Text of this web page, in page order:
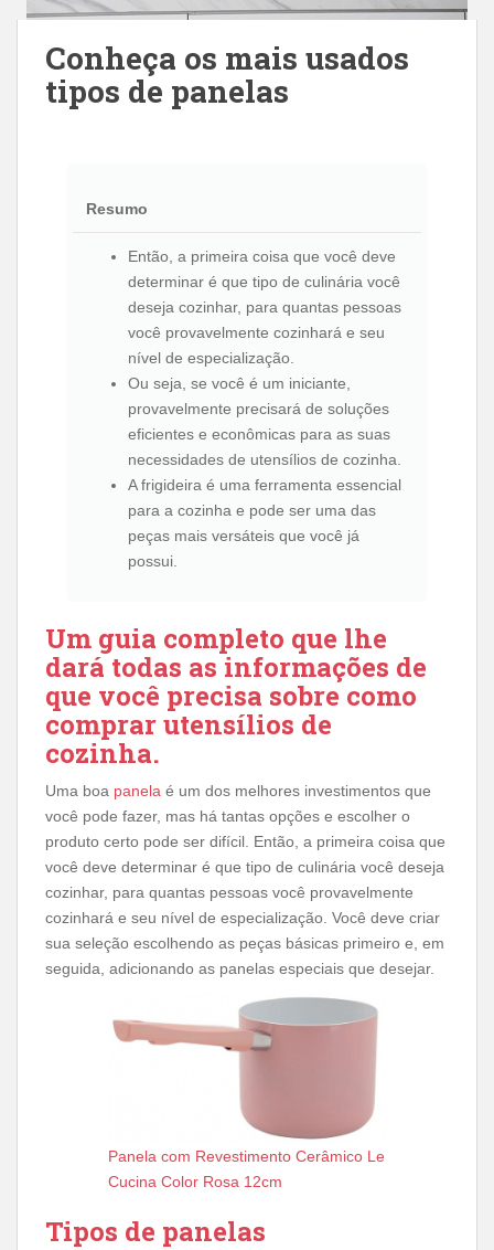
Conheça os mais usados
tipos de panelas
Resumo
Então, a primeira coisa que você deve
determinar é que tipo de culinária você
deseja cozinhar, para quantas pessoas
você provavelmente cozinhará e seu
nível de especialização.
Ou seja, se você é um iniciante,
provavelmente precisará de soluções
eficientes e econômicas para as suas
necessidades de utensílios de cozinha.
A frigideira é uma ferramenta essencial
para a cozinha e pode ser uma das
peças mais versáteis que você já
possui.
Um guia completo que lhe
dará todas as informações de
que você precisa sobre como
comprar utensílios de
cozinha.
Uma boa panela é um dos melhores investimentos que
você pode fazer, mas há tantas opções e escolher o
produto certo pode ser difícil. Então, a primeira coisa que
você deve determinar é que tipo de culinária você deseja
cozinhar, para quantas pessoas você provavelmente
cozinhará e seu nível de especialização. Você deve criar
sua seleção escolhendo as peças básicas primeiro e, em
seguida, adicionando as panelas especiais que desejar.
Panela com Revestimento Cerâmico Le
Cucina Color Rosa 12cm
Tipos de panelas